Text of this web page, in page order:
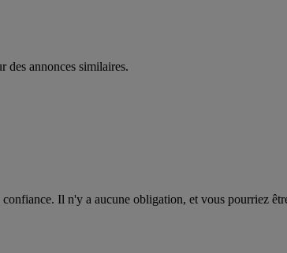
des annonces similaires.
Il n'y a aucune obligation, et vous pourriez